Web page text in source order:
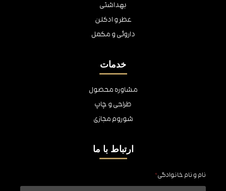
بهداشتی
عطر و ادکلن
داروئی و مکمل
خدمات
مشاوره محصول
طراحی و چاپ
شوروم مجازی
ارتباط با ما
نام و نام خانوادگی*